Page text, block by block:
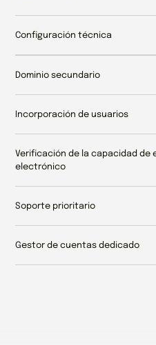
Configuración técnica
Dominio secundario
Incorporación de usuarios
Verificación de la capacidad de
electrónico
Soporte prioritario
Gestor de cuentas dedicado